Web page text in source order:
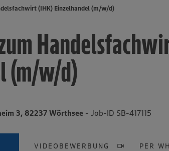
Abschlussarbeiten
Werkstudierendentätigkeit
Noch Fragen?
Direkteinstieg
Noch Fragen?
Lebensmittelproduktion
Lager & Logistik
IT
Überblick
EDEKA Fruchtkontor
(IHK) Einzelhandel (m/w/d)
(m/w/d)
3, 82237 Wörthsee - Job-ID SB-417115
VIDEOBEWERBUNG PER